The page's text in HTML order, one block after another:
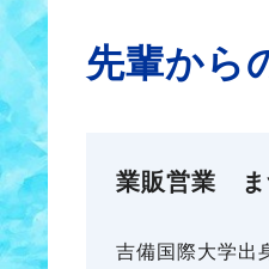
先輩から
業販営業 ま
吉備国際大学出